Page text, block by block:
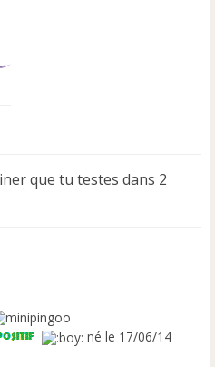
que tu testes dans 2
né le 17/06/14